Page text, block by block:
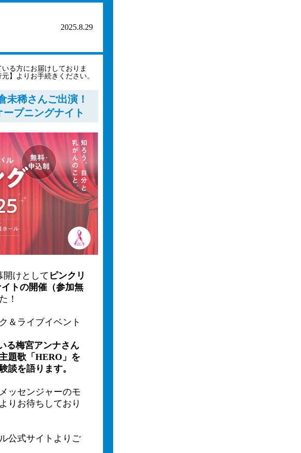
2025​.8​.29​
る方にお届けしておりま
】よりお手続きください。
未稀さんご出演！
プニングナイト
開けとして ピンクリ
トの開催（参加無
！
＆ライブイベント
る梅宮アンナさん
題歌「HERO」を
談を語ります。
ッセンジャーのモ
りお待ちしており
公式サイトよりご